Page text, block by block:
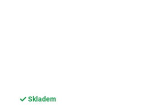
Skladem